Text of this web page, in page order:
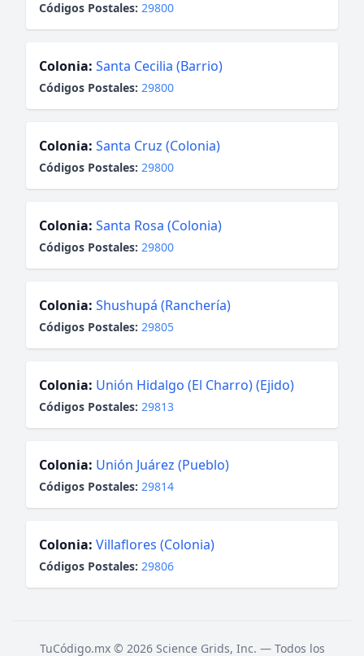
Códigos Postales: 29800
Colonia: Santa Cecilia (Barrio)
Códigos Postales: 29800
Colonia: Santa Cruz (Colonia)
Códigos Postales: 29800
Colonia: Santa Rosa (Colonia)
Códigos Postales: 29800
Colonia: Shushupá (Ranchería)
Códigos Postales: 29805
Colonia: Unión Hidalgo (El Charro) (Ejido)
Códigos Postales: 29813
Colonia: Unión Juárez (Pueblo)
Códigos Postales: 29814
Colonia: Villaflores (Colonia)
Códigos Postales: 29806
TuCódigo.mx © 2026 Science Grids, Inc. — Todos los